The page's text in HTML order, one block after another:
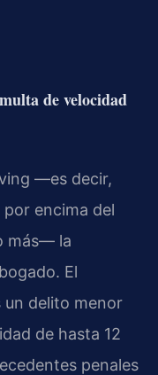
de velocidad
—es decir,
encima del
más— la
El
un delito menor
de hasta 12
penales